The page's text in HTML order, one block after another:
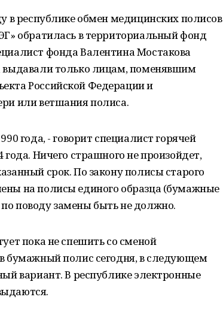
в республике обмен медицинских полисов
обратилась в территориальный фонд
фонда Валентина Мостакова
выдавали только лицам, поменявшим
Российской Федерации и
или ветшания полиса.
года, - говорит специалист горячей
Ничего страшного не произойдет,
срок. По закону полисы старого
на полисы единого образца (бумажные
поводу замены быть не должно.
пока не спешить со сменой
бумажный полис сегодня, в следующем
вариант. В республике электронные